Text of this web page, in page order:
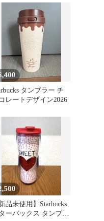
タンブラー チ
レートデザイン2026
新品未使用】Starbucks
ーバックス タンブラ